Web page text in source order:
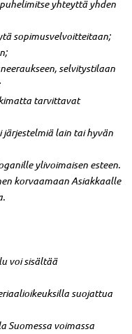
yhteyttä yhden
sopimusvelvoitteitaan;
selvitystilaan
tarvittavat
lain tai hyvän
ylivoimaisen esteen.
korvaamaan Asiakkaalle
voi sisältää
suojattua
Suomessa voimassa